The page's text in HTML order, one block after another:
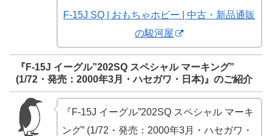
F-15J SQ | おもちゃホビー | 中古・新品通販
の駿河屋
『F-15J イーグル”202SQ スペシャル マーキング”
(1/72・発売：2000年3月・ハセガワ・日本)』のご紹介
『F-15J イーグル”202SQ スペシャル マーキ
ング” (1/72・発売：2000年3月・ハセガワ・